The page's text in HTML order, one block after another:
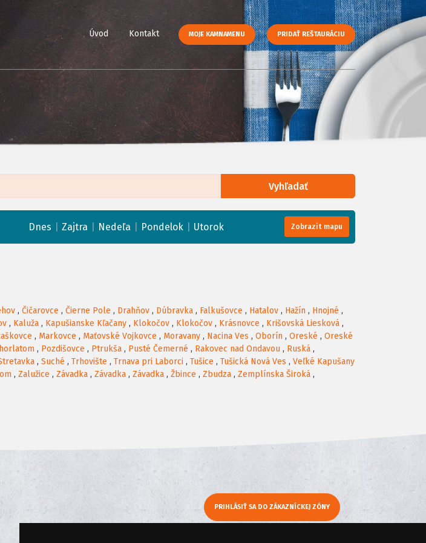
Úvod Kontakt MOJE KAMNAMENU PRIDAŤ REŠTAURÁCIU
Vyhľadať
Dnes Zajtra Nedeľa Pondelok Utorok Zobrazit mapu
, Čičarovce , Čierne Pole , Drahňov , Dúbravka , Falkušovce , Hatalov , Hažín , Hnojné ,
, Kaluža , Kapušianske Kľačany , Klokočov , Klokočov , Krásnovce , Krišovská Liesková ,
, Markovce , Maťovské Vojkovce , Moravany , Nacina Ves , Oborín , Oreské , Oreské
, Pozdišovce , Ptrukša , Pusté Čemerné , Rakovec nad Ondavou , Ruská ,
, Suché , Trhovište , Trnava pri Laborci , Tušice , Tušická Nová Ves , Veľké Kapušany
, Zalužice , Závadka , Závadka , Závadka , Žbince , Zbudza , Zemplínska Široká ,
PRIHLÁSIŤ SA DO ZÁKAZNÍCKEJ ZÓNY